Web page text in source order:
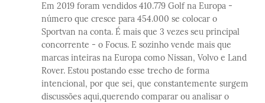
Em 2019 foram vendidos 410.779 Golf na Europa -
número que cresce para 454.000 se colocar o
Sportvan na conta. É mais que 3 vezes seu principal
concorrente - o Focus. E sozinho vende mais que
marcas inteiras na Europa como Nissan, Volvo e Land
Rover. Estou postando esse trecho de forma
intencional, por que sei, que constantemente surgem
discussões aqui,querendo comparar ou analisar o